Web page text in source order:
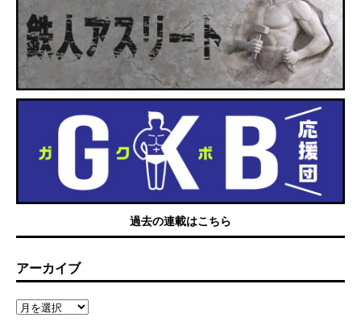
過去の連載はこちら
アーカイブ